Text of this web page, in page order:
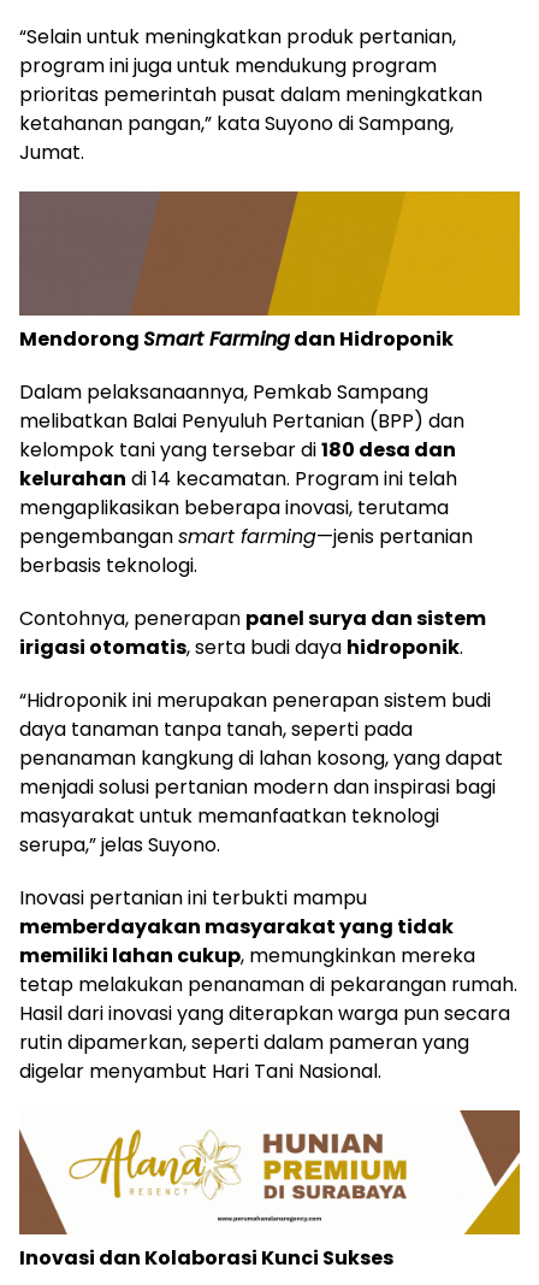
“Selain untuk meningkatkan produk pertanian,
program ini juga untuk mendukung program
prioritas pemerintah pusat dalam meningkatkan
ketahanan pangan,” kata Suyono di Sampang,
Jumat.
MendorongSmart Farmingdan Hidroponik
Dalam pelaksanaannya, Pemkab Sampang
melibatkan Balai Penyuluh Pertanian (BPP) dan
kelompok tani yang tersebar di180 desa dan
kelurahan di 14 kecamatan. Program ini telah
mengaplikasikan beberapa inovasi, terutama
pengembangansmart farming—jenis pertanian
berbasis teknologi.
Contohnya, penerapan panel surya dan sistem
irigasi otomatis, serta budi daya hidroponik.
“Hidroponik ini merupakan penerapan sistem budi
daya tanaman tanpa tanah, seperti pada
penanaman kangkung di lahan kosong, yang dapat
menjadi solusi pertanian modern dan inspirasi bagi
masyarakat untuk memanfaatkan teknologi
serupa,” jelas Suyono.
Inovasi pertanian ini terbukti mampu
memberdayakan masyarakat yang tidak
memiliki lahan cukup, memungkinkan mereka
tetap melakukan penanaman di pekarangan rumah.
Hasil dari inovasi yang diterapkan warga pun secara
rutin dipamerkan, seperti dalam pameran yang
digelar menyambut Hari Tani Nasional.
Inovasi dan Kolaborasi Kunci Sukses